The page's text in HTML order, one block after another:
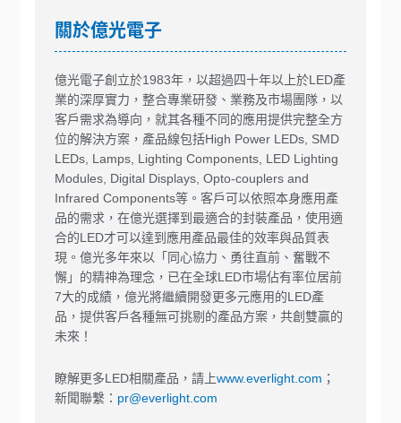
關於億光電子
億光電子創立於1983年，以超過四十年以上於LED產
業的深厚實力，整合專業研發、業務及市場團隊，以
客戶需求為導向，就其各種不同的應用提供完整全方
位的解決方案，產品線包括High Power LEDs, SMD
LEDs, Lamps, Lighting Components, LED Lighting
Modules, Digital Displays, Opto-couplers and
Infrared Components等。客戶可以依照本身應用產
品的需求，在億光選擇到最適合的封裝產品，使用適
合的LED才可以達到應用產品最佳的效率與品質表
現。億光多年來以「同心協力、勇往直前、奮戰不
懈」的精神為理念，已在全球LED市場佔有率位居前
7大的成績，億光將繼續開發更多元應用的LED產
品，提供客戶各種無可挑剔的產品方案，共創雙贏的
未來！
瞭解更多LED相關產品，請上www.everlight.com ；
新聞聯繫： pr@everlight.com